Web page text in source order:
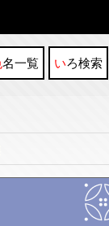
色名一覧 いろ検索